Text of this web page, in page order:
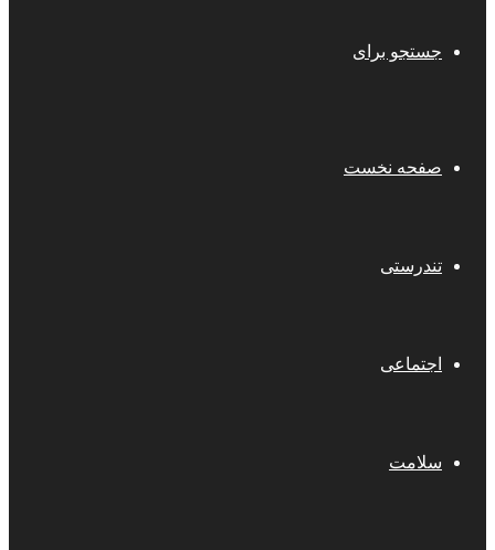
جستجو برای
صفحه نخست
تندرستی
اجتماعی
سلامت